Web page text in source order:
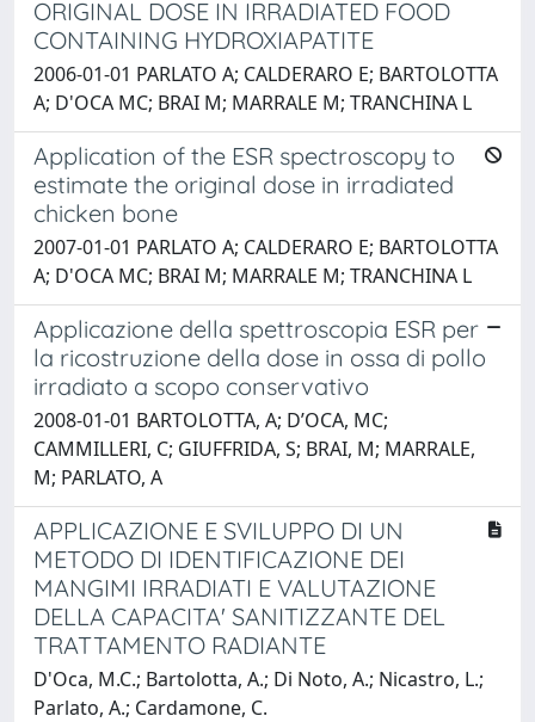
ORIGINAL DOSE IN IRRADIATED FOOD
CONTAINING HYDROXIAPATITE
2006-01-01 PARLATO A; CALDERARO E; BARTOLOTTA
A; D'OCA MC; BRAI M; MARRALE M; TRANCHINA L
Application of the ESR spectroscopy to
estimate the original dose in irradiated
chicken bone
2007-01-01 PARLATO A; CALDERARO E; BARTOLOTTA
A; D'OCA MC; BRAI M; MARRALE M; TRANCHINA L
Applicazione della spettroscopia ESR per
la ricostruzione della dose in ossa di pollo
irradiato a scopo conservativo
2008-01-01 BARTOLOTTA, A; D’OCA, MC;
CAMMILLERI, C; GIUFFRIDA, S; BRAI, M; MARRALE,
M; PARLATO, A
APPLICAZIONE E SVILUPPO DI UN
METODO DI IDENTIFICAZIONE DEI
MANGIMI IRRADIATI E VALUTAZIONE
DELLA CAPACITA' SANITIZZANTE DEL
TRATTAMENTO RADIANTE
D'Oca, M.C.; Bartolotta, A.; Di Noto, A.; Nicastro, L.;
Parlato, A.; Cardamone, C.